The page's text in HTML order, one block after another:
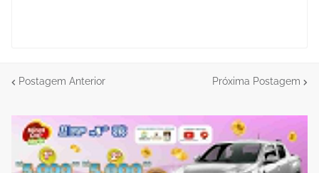
Postagem Anterior Próxima Postagem